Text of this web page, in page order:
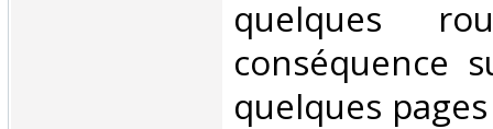
quelques
conséquence
quelques